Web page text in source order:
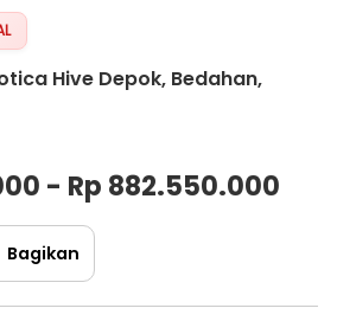
Hive Depok, Bedahan,
- Rp 882.550.000
Bagikan